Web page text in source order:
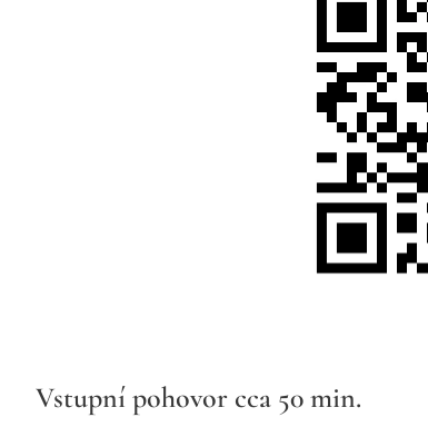
Vstupní pohovor cca 50 min.